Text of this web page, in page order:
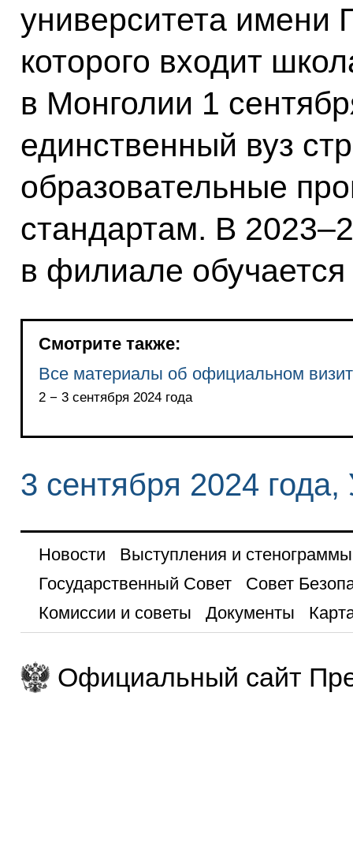
университета имени
которого входит
в Монголии 1
единственный вуз
образовательные
стандартам. В
в филиале
Смотрите также:
Все материалы об официальном
2 − 3 сентября 2024 года
3 сентября 2024
Новости
Выступления и стенограммы
Государственный Совет
Совет
Комиссии и советы
Документы
Официальный сайт